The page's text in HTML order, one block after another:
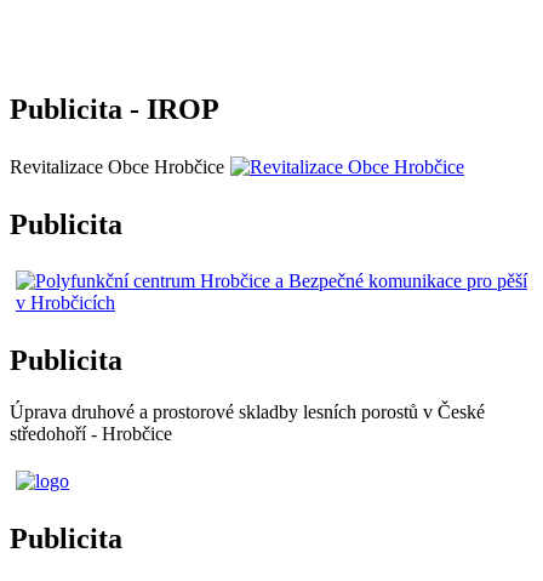
Publicita - IROP
Revitalizace Obce Hrobčice
Publicita
Publicita
Úprava druhové a prostorové skladby lesních porostů v České
středohoří - Hrobčice
Publicita